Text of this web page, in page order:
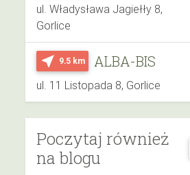
ul. Władysława Jagiełły 8,
Gorlice
near_me 9.5 km ALBA-BIS
ul. 11 Listopada 8, Gorlice
Poczytaj również
na blogu